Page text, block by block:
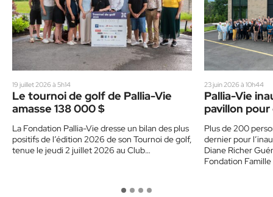
19 juillet 2026 à 5h14
Le tournoi de golf de Pallia-Vie
amasse 138 000 $
La Fondation Pallia-Vie dresse un bilan des plus
positifs de l’édition 2026 de son Tournoi de golf,
tenue le jeudi 2 juillet 2026 au Club…
23 juin 2026 à 10h44
Pallia-Vie
pavillon
Plus de 200
dernier pour
Diane Richer
Fondation